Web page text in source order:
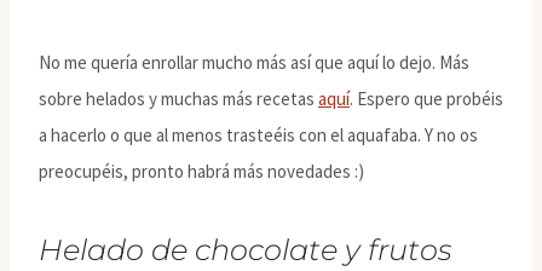
No me quería enrollar mucho más así que aquí lo dejo. Más
sobre helados y muchas más recetas aquí. Espero que probéis
a hacerlo o que al menos trasteéis con el aquafaba. Y no os
preocupéis, pronto habrá más novedades :)
Helado de chocolate y frutos